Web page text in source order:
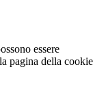
essere
pagina della cookie